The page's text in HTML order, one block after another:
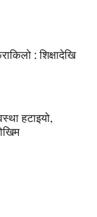
: शिक्षादेखि
हटाइयो,